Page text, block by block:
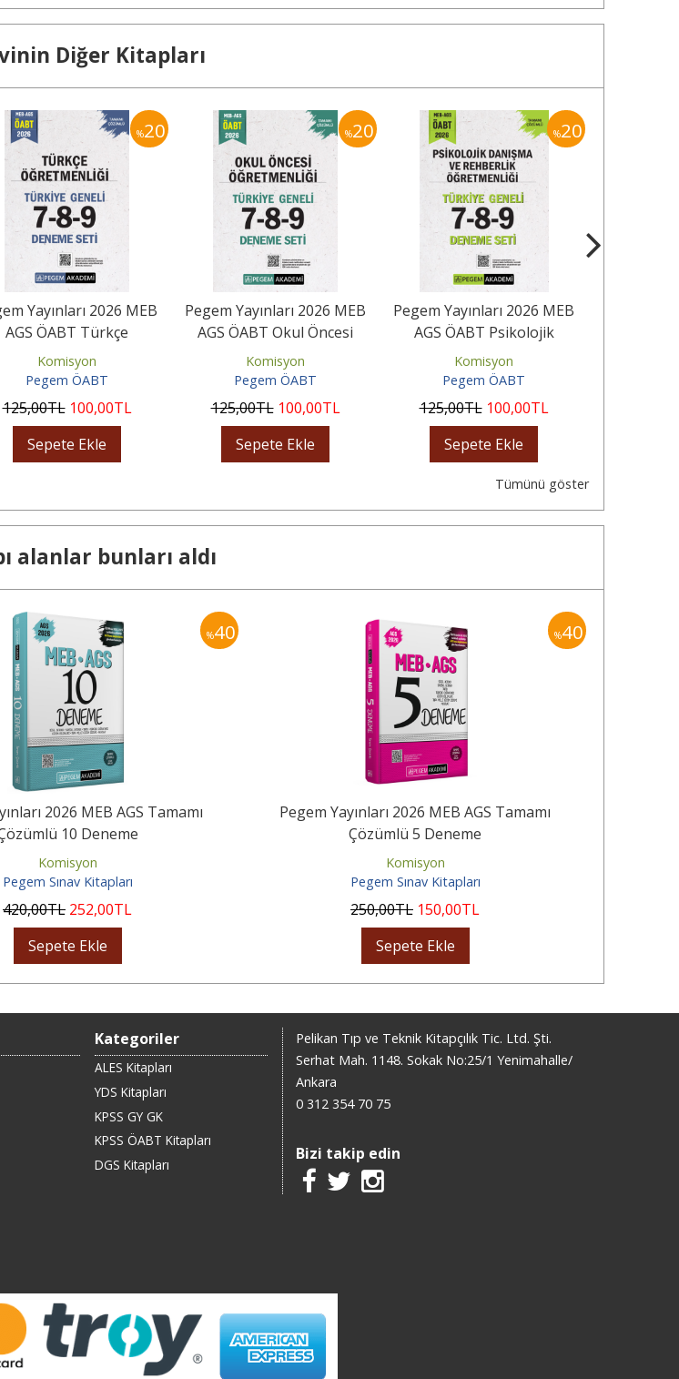
Diğer Kitapları
%20
Yayınları 2026 MEB
AGS ÖABT Türkçe
Öğretmenliği Tamamı
Çözümlü...
Komisyon
Pegem ÖABT
125,00TL 100,00TL
Sepete Ekle
%20
Pegem Yayınları 2026 MEB
AGS ÖABT Okul Öncesi
Öğretmenliği Tamamı...
Komisyon
Pegem ÖABT
125,00TL 100,00TL
Sepete Ekle
%20
Pegem Yayınları 2026 MEB
AGS ÖABT Psikolojik
Danışma ve Rehberlik...
Komisyon
Pegem ÖABT
125,00TL 100,00TL
Sepete Ekle
Tümünü göster
alanlar bunları aldı
%40
2026 MEB AGS Tamamı
10 Deneme
Komisyon
Pegem Sınav Kitapları
420,00TL 252,00TL
Sepete Ekle
%40
Pegem Yayınları 2026 MEB AGS Tamamı
Çözümlü 5 Deneme
Komisyon
Pegem Sınav Kitapları
250,00TL 150,00TL
Sepete Ekle
Kategoriler
ALES Kitapları
YDS Kitapları
KPSS GY GK
KPSS ÖABT Kitapları
DGS Kitapları
Pelikan Tıp ve Teknik Kitapçılık Tic. Ltd. Şti.
Serhat Mah. 1148. Sokak No:25/1 Yenimahalle/
Ankara
0 312 354 70 75
Bizi takip edin